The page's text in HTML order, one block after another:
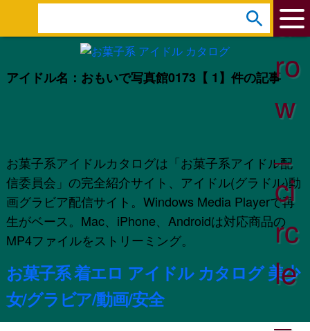
アイドル名：おもいで写真館0173 【 1】件の記事
お菓子系アイドルカタログは「お菓子系アイドル配
信委員会」の完全紹介サイト、アイドル(グラドル)動
画グラビア配信サイト。Windows Media Playerで再
生がベース。Mac、iPhone、Androidは対応商品の
MP4ファイルをストリーミング。
お菓子系 着エロ アイドル カタログ 美少
女/グラビア/動画/安全
e
r
ar
ro
w
_
ci
rc
le
_